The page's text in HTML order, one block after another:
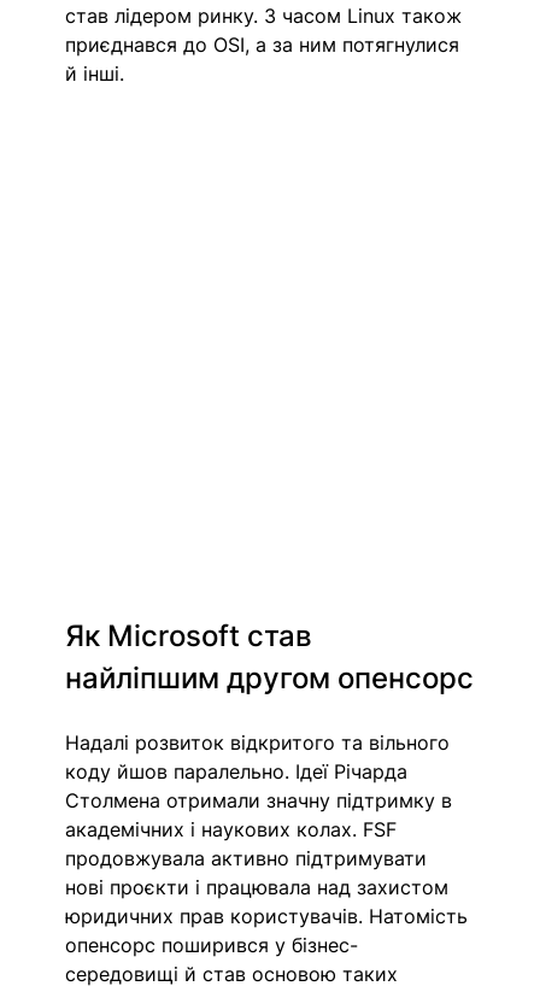
став лідером ринку. З часом Linux також
приєднався до OSI, а за ним потягнулися
й інші.
Як Microsoft став
найліпшим другом опенсорс
Надалі розвиток відкритого та вільного
коду йшов паралельно. Ідеї Річарда
Столмена отримали значну підтримку в
академічних і наукових колах. FSF
продовжувала активно підтримувати
нові проєкти і працювала над захистом
юридичних прав користувачів. Натомість
опенсорс поширився у бізнес-
середовищі й став основою таких